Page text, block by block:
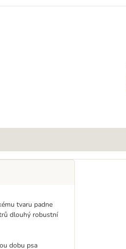
tvaru padne
dlouhý robustní
dobu psa